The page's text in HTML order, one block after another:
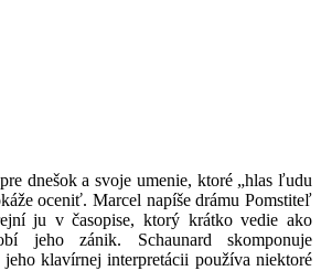
dnešok a svoje umenie, ktoré „hlas ľudu
oceniť. Marcel napíše drámu Pomstiteľ
ju v časopise, ktorý krátko vedie ako
jeho zánik. Schaunard skomponuje
jeho klavírnejinterpretácii používa niektoré